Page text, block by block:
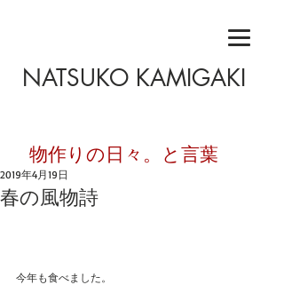
NATSUKO KAMIGAKI
​物作りの日々。と言葉
春の風物詩
2019年4月19日
今年も食べました。